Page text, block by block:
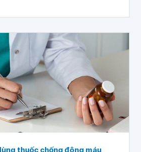
thuốc chống đông máu